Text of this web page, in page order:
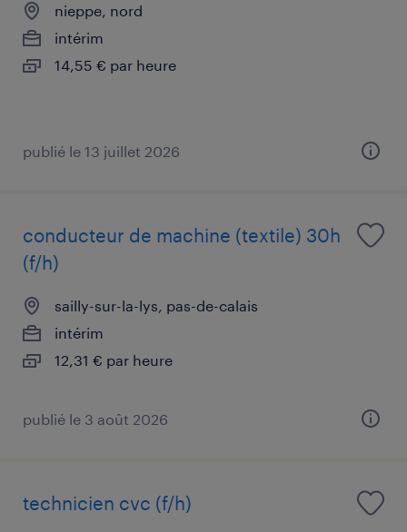
nieppe, nord
intérim
14,55 € par heure
publié le 13 juillet 2026
conducteur de machine (textile) 30h
(f/h)
sailly-sur-la-lys, pas-de-calais
intérim
12,31 € par heure
publié le 3 août 2026
technicien cvc (f/h)